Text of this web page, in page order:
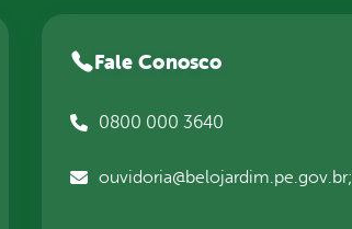
Fale Conosco
0800 000 3640
ouvidoria@belojardim.pe.gov.br;